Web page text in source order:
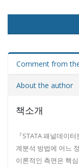
Comment from
About the author
책소개
『STATA 패널데이
계분석 방법에 어느
이론적인 측면은 핵